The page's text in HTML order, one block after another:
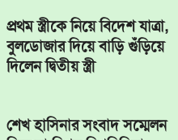
শেখ হাসিনার সংবাদ সম্মেলন
প্রথম স্ত্রীকে নিয়ে বিদেশ যাত্রা,
বুলডোজার দিয়ে বাড়ি গুঁড়িয়ে
দিলেন দ্বিতীয় স্ত্রী